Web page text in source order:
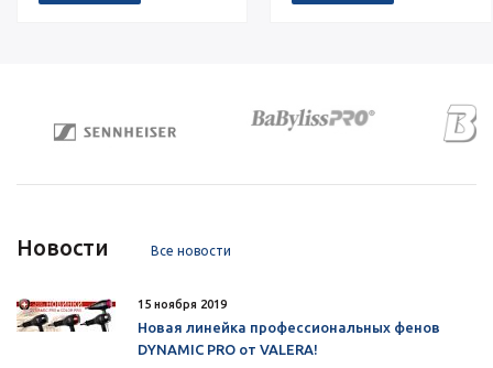
Новости Все новости
15 ноября 2019
Новая линейка профессиональных фенов
DYNAMIC PRO от VALERA!